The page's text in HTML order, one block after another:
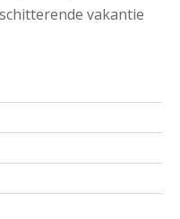
vakantie